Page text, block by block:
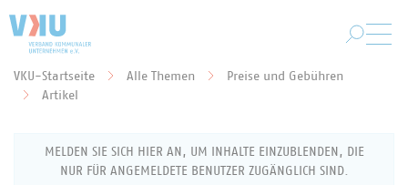
Sie befinden sich hier:
VKU-Startseite Alle Themen
Preise und Gebühren
Artikel
MELDEN SIE SICH HIER AN, UM INHALTE EINZUBLENDEN, DIE
NUR FÜR ANGEMELDETE BENUTZER ZUGÄNGLICH SIND.